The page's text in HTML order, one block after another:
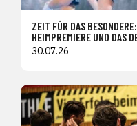
ZEIT FÜR DAS
HEIMPREMIERE UND DAS
30.07.26